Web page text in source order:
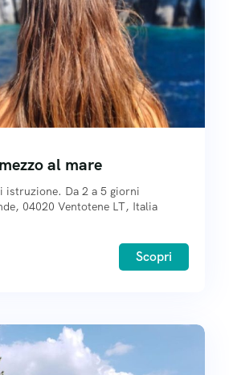
al mare
istruzione. Da 2 a 5 giorni
04020 Ventotene LT, Italia
Scopri